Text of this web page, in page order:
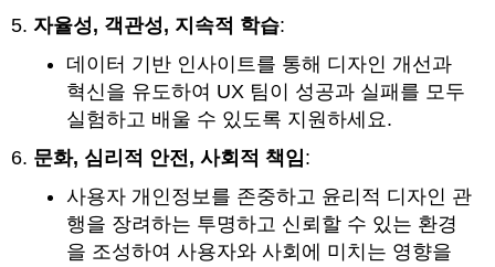
자율성, 객관성, 지속적 학습:
데이터 기반 인사이트를 통해 디자인 개선과
혁신을 유도하여 UX 팀이 성공과 실패를 모두
실험하고 배울 수 있도록 지원하세요.
문화, 심리적 안전, 사회적 책임:
사용자 개인정보를 존중하고 윤리적 디자인 관
행을 장려하는 투명하고 신뢰할 수 있는 환경
을 조성하여 사용자와 사회에 미치는 영향을